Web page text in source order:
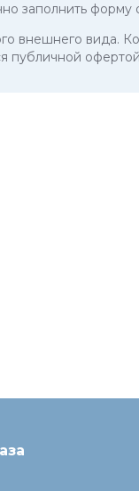
заполнить
внешнего
публичной